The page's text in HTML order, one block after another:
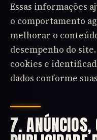
Essas informações
o comportamento
melhorar o
desempenho do
cookies e
dados conforme
7. ANÚNCIOS,